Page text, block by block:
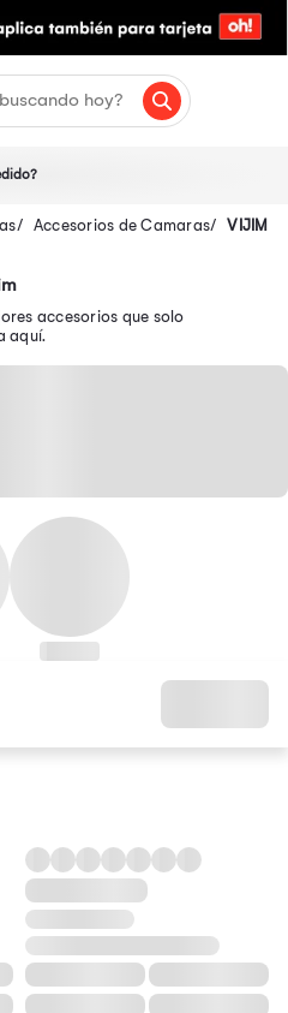
Accesorios de Camaras VIJIM
accesorios que solo
aquí.